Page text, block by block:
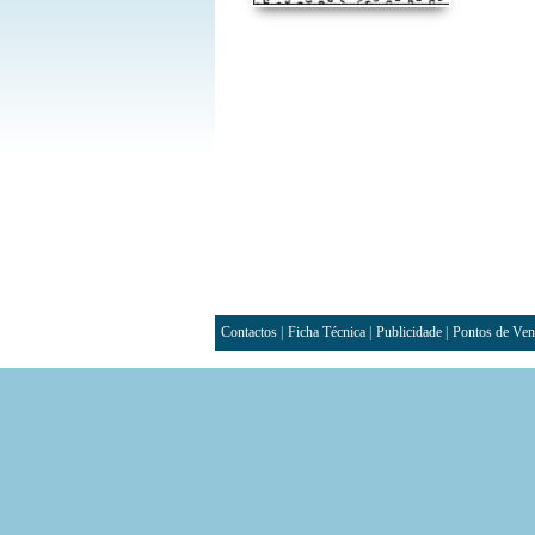
Contactos| Ficha Técnica| Publicidade| Pontos de